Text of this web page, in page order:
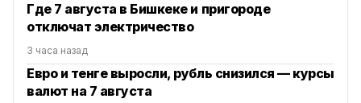
Где 7 августа в Бишкеке и пригороде
отключат электричество
3 часа назад
Евро и тенге выросли, рубль снизился — курсы
валют на 7 августа